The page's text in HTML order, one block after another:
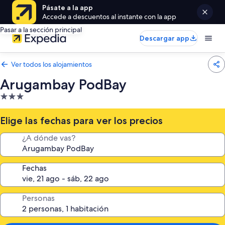
Pásate a la app
Accede a descuentos al instante con la app
Pasar a la sección principal
Descargar app
Ver todos los alojamientos
Arugambay PodBay
Alojamiento
de
3.0 estrellas
Elige las fechas para ver los precios
¿A dónde vas?
Fechas
Personas